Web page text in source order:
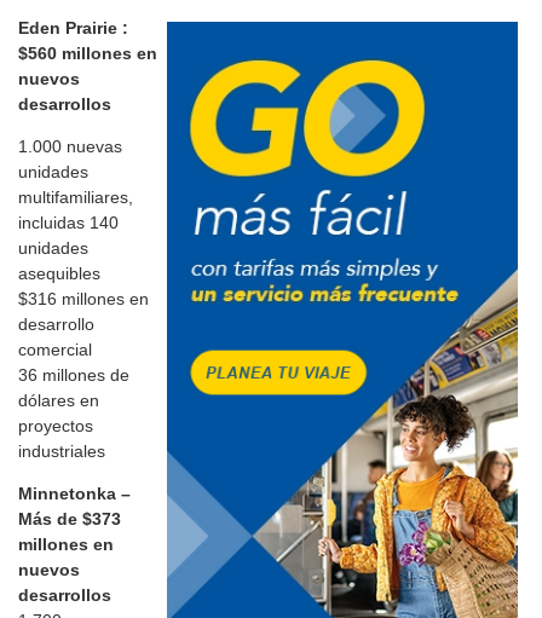
Eden Prairie :
$560 millones en
nuevos
desarrollos
1.000 nuevas
unidades
multifamiliares,
incluidas 140
unidades
asequibles
$316 millones en
desarrollo
comercial
36 millones de
dólares en
proyectos
industriales
Minnetonka –
Más de $373
millones en
nuevos
desarrollos